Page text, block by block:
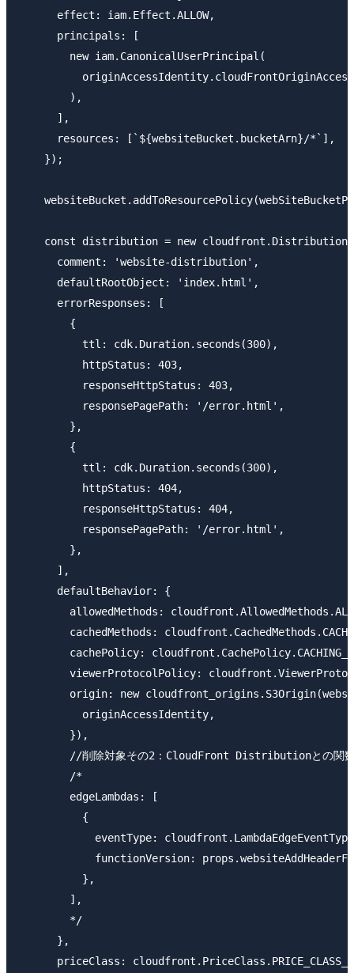
      effect: iam.Effect.ALLOW,
      principals: [
        new iam.CanonicalUserPrincipal(
        ),
      ],
      resources: [`${websiteBucket.bucketArn}/*`],
    });
const distribution = new
      comment: 'website-distribution',
      defaultRootObject: 'index.html',
      errorResponses: [
        {
          ttl: cdk.Duration.seconds(300),
          httpStatus: 403,
          responseHttpStatus: 403,
          responsePagePath: '/error.html',
        },
        {
          ttl: cdk.Duration.seconds(300),
          httpStatus: 404,
          responseHttpStatus: 404,
          responsePagePath: '/error.html',
        },
      ],
      defaultBehavior: {
allowedMethods:
cachedMethods:
cachePolicy:
viewerProtocolPolicy:
origin: new
          originAccessIdentity,
        }),
//削除対象その2：CloudFront Distributionとの関
        /*
        edgeLambdas: [
          {
eventType:
functionVersion:
          },
        ],
        */
      },
priceClass: